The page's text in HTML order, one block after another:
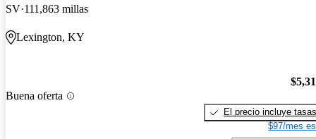
SV 111,863 millas
Lexington, KY
Buena oferta
El precio incluye tasas
$97/mes